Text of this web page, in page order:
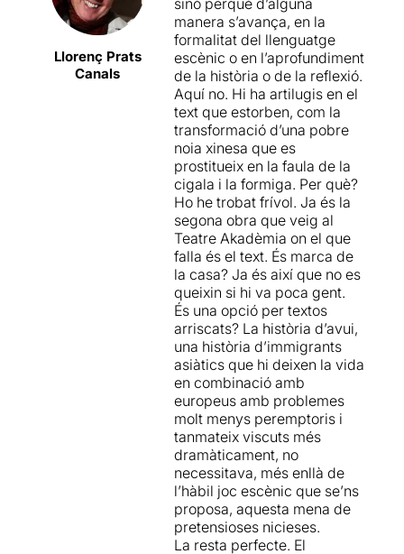
presentaMoisès Maicas
igualment innovadora i
creativa, però va molt
marcada per les continues
anades i vingudes del text.
Els actors, per la seva
banda, compleixen a la
perfecció, sobretot si tenim
en compte el repte de crear
diversos rols amb
poquíssims recursos i de
participar en un mecanisme
de rellotgeria com ésEl drac
d'or
buidor existencial, i dotant-
la d’un ritme i uns jocs
teatrals que la dinamitzen
totalment. La història gira
entorn a uns immigrants
il·legals que treballen en un
restaurant xinès-vietnamita
de menjar ràpid, els seus
clients i d’altres personatges
del barri. L’estil de narració
fragmentada, amb un
marcat to literari, fa que
costi entrar en aquest
univers de faules i
precarietat que barreja
elements fantàstics amb
situacions quotidianes. Però,
un cop t’atrapa, resulta tot
un plaer gaudir dels
recursos escènics de
Maicasi les genialitats del
text. A més, els actors es
llueixen força ja que
interpreten constantment
papers que no els hi
corresponen per edat i sexe,
demostrant gran versatilitat.
I, tot i que en conjunt la
proposta es fa un pèl llarga
(la narració fraccionada
impacientarà a més d’un), hi
Llorenç Prats
Canals
sinó perquè d’alguna
manera s’avança, en la
formalitat del llenguatge
escènic o en l’aprofundiment
de la història o de la reflexió.
Aquí no. Hi ha artilugis en el
text que estorben, com la
transformació d’una pobre
noia xinesa que es
prostitueix en la faula de la
cigala i la formiga. Per què?
Ho he trobat frívol. Ja és la
segona obra que veig al
Teatre Akadèmia on el que
falla és el text. És marca de
la casa? Ja és així que no es
queixin si hi va poca gent.
És una opció per textos
arriscats? La història d’avui,
una història d’immigrants
asiàtics que hi deixen la vida
en combinació amb
europeus amb problemes
molt menys peremptoris i
tanmateix viscuts més
dramàticament, no
necessitava, més enllà de
l’hàbil joc escènic que se’ns
proposa, aquesta mena de
pretensioses nicieses.
La resta perfecte. El